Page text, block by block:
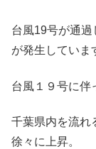
台風19号が通
が発生していま
台風１９号に伴
千葉県内を流れ
徐々に上昇。